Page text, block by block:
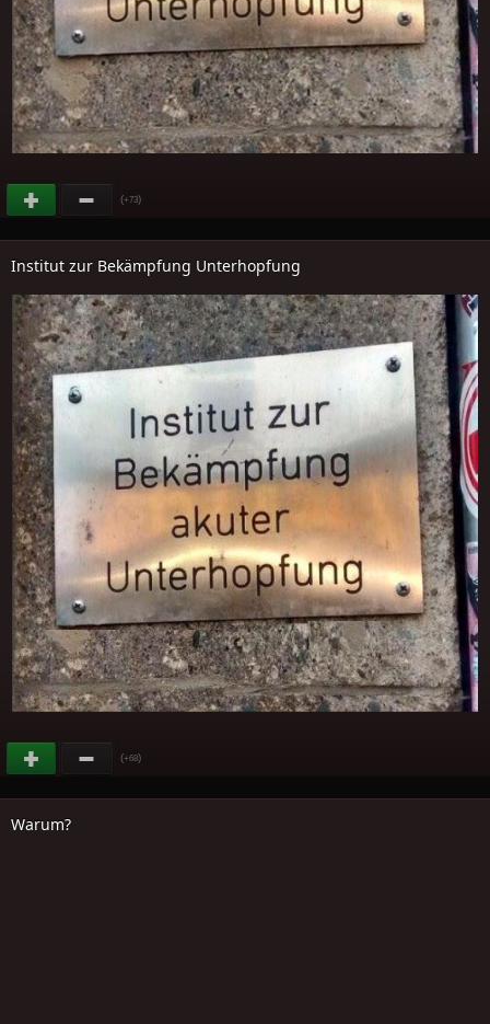
(+73)
Institut zur Bekämpfung Unterhopfung
(+68)
Warum?